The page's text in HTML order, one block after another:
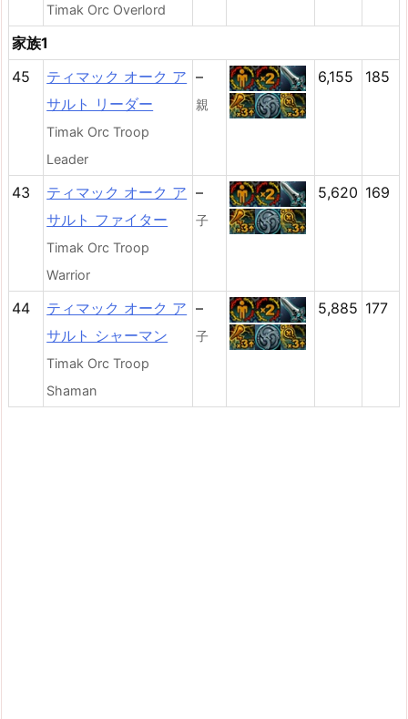
Timak Orc Overlord
家族1
45
ティマック オーク ア
サルト リーダー
Timak Orc Troop
Leader
–
親
6,155 185
43
ティマック オーク ア
サルト ファイター
Timak Orc Troop
Warrior
–
子
5,620 169
44
ティマック オーク ア
サルト シャーマン
Timak Orc Troop
Shaman
–
子
5,885 177